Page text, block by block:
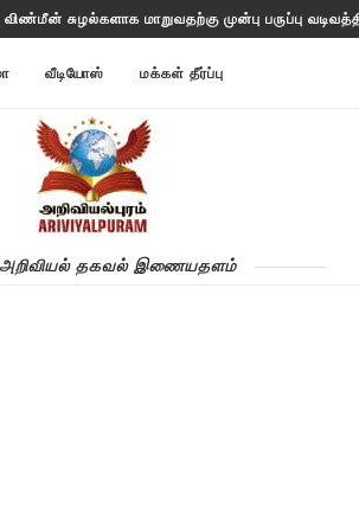
2 மில்லியன் புரதங்களை பட்டியலிடுகிறது!
வீடியோஸ் மக்கள் தீர்ப்பு
அறிவியல் தகவல் இணையதளம்